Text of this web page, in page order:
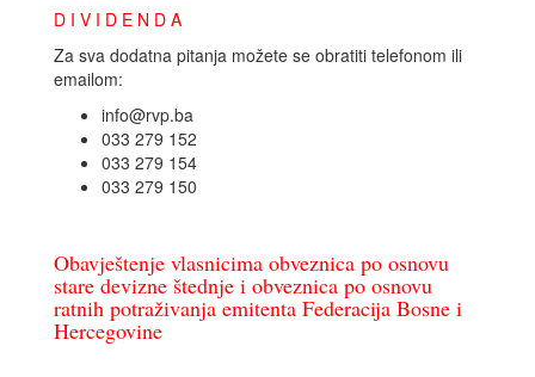
D I V I D E N D A
Za sva dodatna pitanja možete se obratiti telefonom ili
emailom:
info@rvp.ba
033 279 152
033 279 154
033 279 150
Obavještenje vlasnicima obveznica po osnovu
stare devizne štednje i obveznica po osnovu
ratnih potraživanja emitenta Federacija Bosne i
Hercegovine